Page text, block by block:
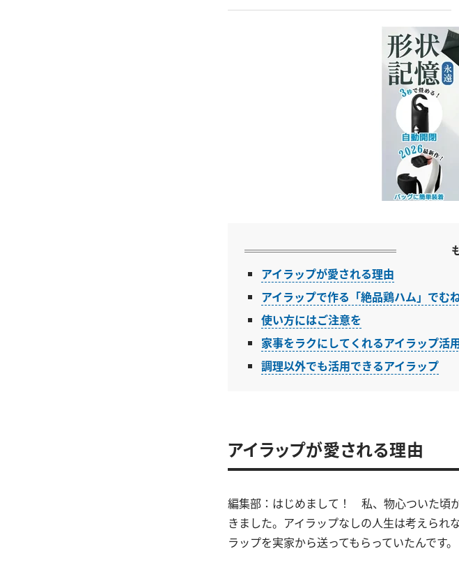
アイラップが愛される理由
アイラップで作る「絶品鶏ハム」でむ
使い方にはご注意を
家事をラクにしてくれるアイラップ活
調理以外でも活用できるアイラップ
アイラップが愛される理由
編集部：はじめまして！ 私、物心ついた頃
きました。アイラップなしの人生は考えられ
ラップを実家から送ってもらっていたんです。